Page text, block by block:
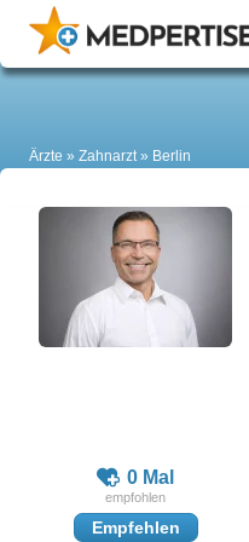
Ärzte Zahnarzt Berlin
0 Mal
Empfehlen